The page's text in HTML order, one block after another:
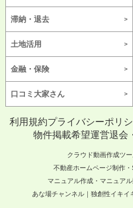
滞納・退去
土地活用
金融・保険
口コミ大家さん
利用規約プライバシーポリ
物件掲載希望運営退会
クラウド動画作成ツ
不動産ホームページ制作
マニュアル作成・マニュア
あな場チャンネル｜独創性イキ